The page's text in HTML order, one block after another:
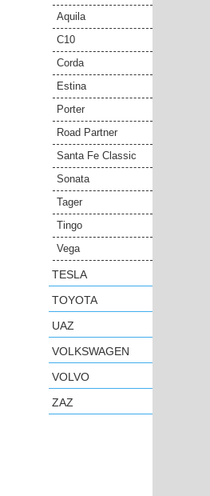
Aquila
C10
Corda
Estina
Porter
Road Partner
Santa Fe Classic
Sonata
Tager
Tingo
Vega
TESLA
TOYOTA
UAZ
VOLKSWAGEN
VOLVO
ZAZ